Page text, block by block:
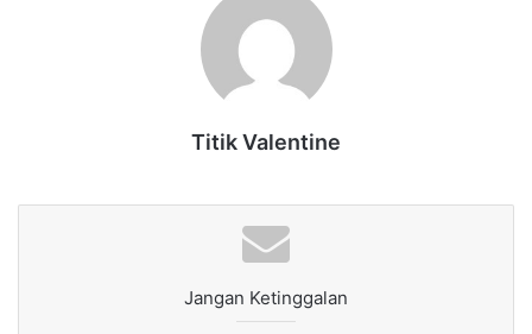
Titik Valentine
Jangan Ketinggalan